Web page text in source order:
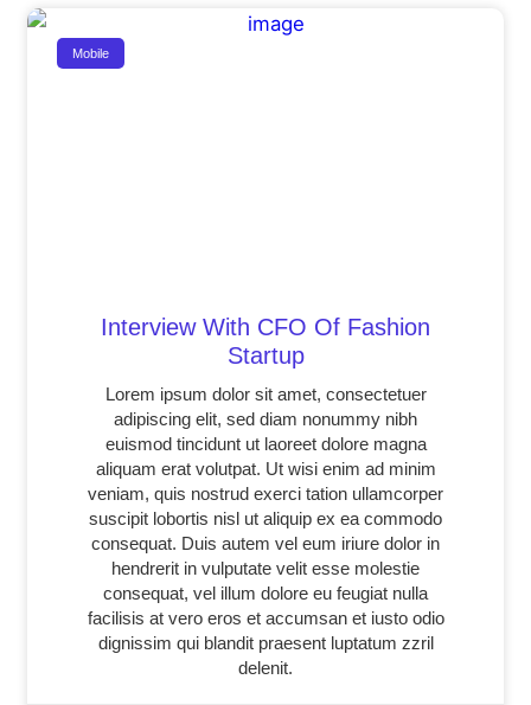
Mobile
Interview With CFO Of Fashion
Startup
Lorem ipsum dolor sit amet, consectetuer
adipiscing elit, sed diam nonummy nibh
euismod tincidunt ut laoreet dolore magna
aliquam erat volutpat. Ut wisi enim ad minim
veniam, quis nostrud exerci tation ullamcorper
suscipit lobortis nisl ut aliquip ex ea commodo
consequat. Duis autem vel eum iriure dolor in
hendrerit in vulputate velit esse molestie
consequat, vel illum dolore eu feugiat nulla
facilisis at vero eros et accumsan et iusto odio
dignissim qui blandit praesent luptatum zzril
delenit.